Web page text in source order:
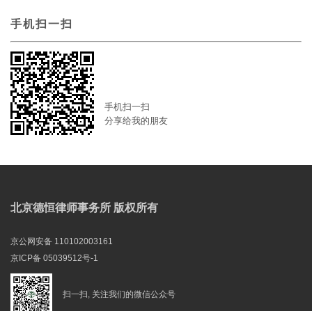
手机扫一扫
手机扫一扫
分享给我的朋友
北京德恒律师事务所 版权所有
京公网安备 110102003161
京ICP备 05039512号-1
扫一扫, 关注我们的微信公众号